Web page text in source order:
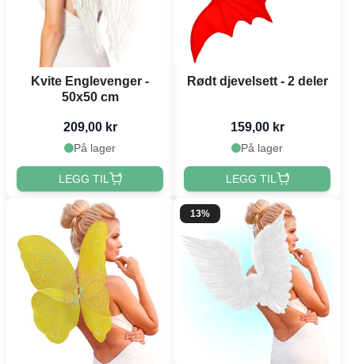
Kvite Englevenger -
50x50 cm
209,00 kr
På lager
LEGG TIL
Rødt djevelsett - 2 deler
159,00 kr
På lager
LEGG TIL
13%